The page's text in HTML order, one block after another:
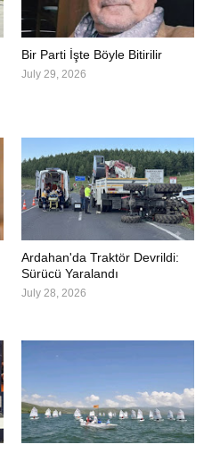
Bir Parti İşte Böyle Bitirilir
July 29, 2026
Ardahan'da Traktör Devrildi:
Sürücü Yaralandı
July 28, 2026